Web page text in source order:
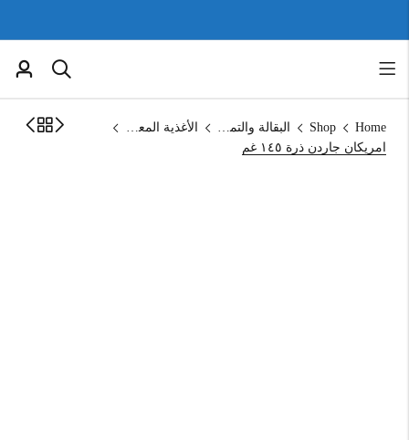
Home
Shop البقالة والتموين
الأغذية المعلبة
امريكان جاردن ذرة ١٤٥ غم